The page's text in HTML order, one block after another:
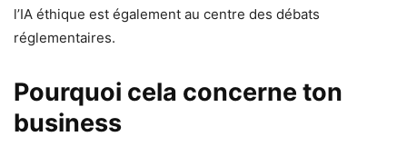
l’IA éthique est également au centre des débats
réglementaires.
Pourquoi cela concerne ton
business